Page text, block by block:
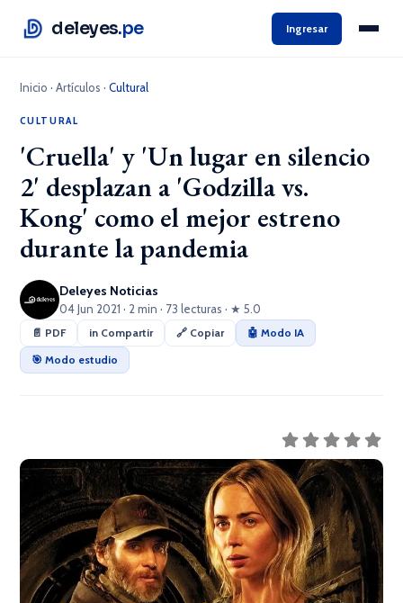
deleyes.pe Ingresar
Inicio ·Artículos ·Cultural
CULTURAL
'Cruella' y 'Un lugar en silencio
2' desplazan a 'Godzilla vs.
Kong' como el mejor estreno
durante la pandemia
Deleyes Noticias
04 Jun 2021 · 2 min · 73 lecturas · ★ 5.0
📄 PDF in Compartir 🔗 Copiar
🤖 Modo IA
🎯 Modo estudio